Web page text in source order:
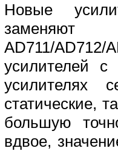
Новые
заменяют
AD711/
усилителей
усилителях
статические,
большую
вдвое,